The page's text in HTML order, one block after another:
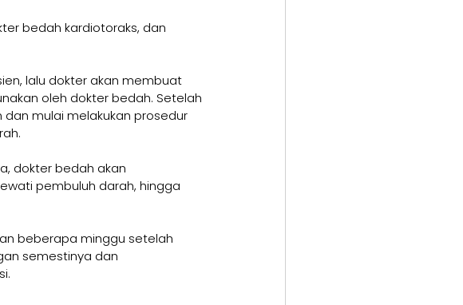
bedah kardiotoraks, dan
lalu dokter akan membuat
oleh dokter bedah. Setelah
mulai melakukan prosedur
dokter bedah akan
pembuluh darah, hingga
beberapa minggu setelah
semestinya dan